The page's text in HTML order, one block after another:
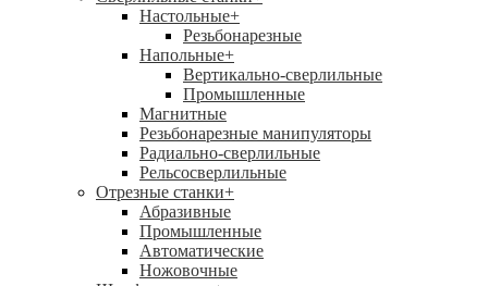
Настольные+
Резьбонарезные
Напольные+
Вертикально-сверлильные
Промышленные
Магнитные
Резьбонарезные манипуляторы
Радиально-сверлильные
Рельсосверлильные
Отрезные станки+
Абразивные
Промышленные
Автоматические
Ножовочные